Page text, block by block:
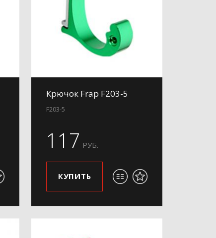
Крючок Frap F203-5
F203-5
117 РУБ.
КУПИТЬ